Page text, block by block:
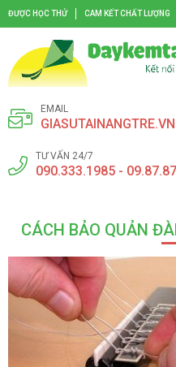
ĐƯỢC HỌC THỬ CAM KẾT CHẤT LƯỢNG
EMAIL
TƯ VẤN 24/7
090.333.1985 -
CÁCH BẢO QUẢN